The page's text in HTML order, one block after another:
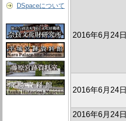
DSpaceについて
2016年6月24
2016年6月24
2016年6月24